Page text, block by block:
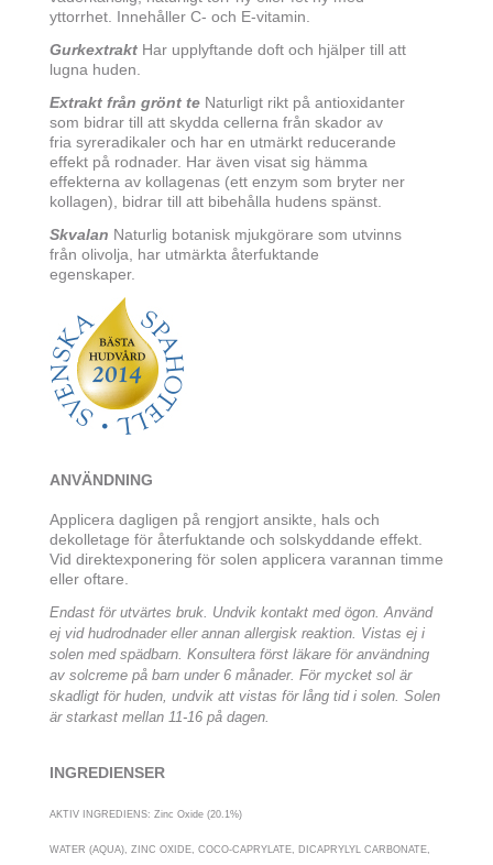
yttorrhet. Innehåller C- och E-vitamin.
Gurkextrakt Har upplyftande doft och hjälper till att
lugna huden.
Extrakt från grönt te Naturligt rikt på antioxidanter
som bidrar till att skydda cellerna från skador av
fria syreradikaler och har en utmärkt reducerande
effekt på rodnader. Har även visat sig hämma
effekterna av kollagenas (ett enzym som bryter ner
kollagen), bidrar till att bibehålla hudens spänst.
Skvalan Naturlig botanisk mjukgörare som utvinns
från olivolja, har utmärkta återfuktande
egenskaper.
ANVÄNDNING
Applicera dagligen på rengjort ansikte, hals och
dekolletage för återfuktande och solskyddande effekt.
Vid direktexponering för solen applicera varannan timme
eller oftare.
Endast för utvärtes bruk. Undvik kontakt med ögon. Använd
ej vid hudrodnader eller annan allergisk reaktion. Vistas ej i
solen med spädbarn. Konsultera först läkare för användning
av solcreme på barn under 6 månader. För mycket sol är
skadligt för huden, undvik att vistas för lång tid i solen. Solen
är starkast mellan 11-16 på dagen.
INGREDIENSER
AKTIV INGREDIENS: Zinc Oxide (20.1%)
WATER (AQUA), ZINC OXIDE, COCO-CAPRYLATE, DICAPRYLYL CARBONATE,